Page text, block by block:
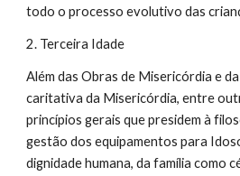
todo o processo evolutivo das
2. Terceira Idade
Além das Obras de Misericórdia e
caritativa da Misericórdia, entre
princípios gerais que presidem à
gestão dos equipamentos para
dignidade humana, da família como